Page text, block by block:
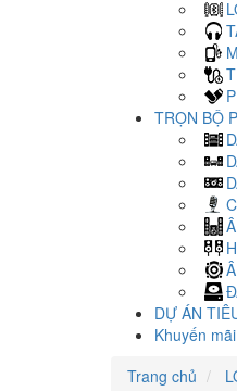
TRỌN BỘ
DỰ ÁN
Khuyến
Trang chủ